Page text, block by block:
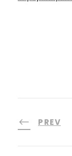
PREV